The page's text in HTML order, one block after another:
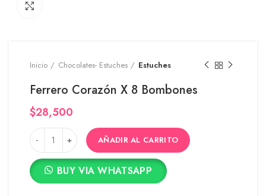
Inicio Chocolates- Estuches Estuches
Ferrero Corazón X 8 Bombones
$28,500
AÑADIR AL CARRITO
BUY VIA WHATSAPP